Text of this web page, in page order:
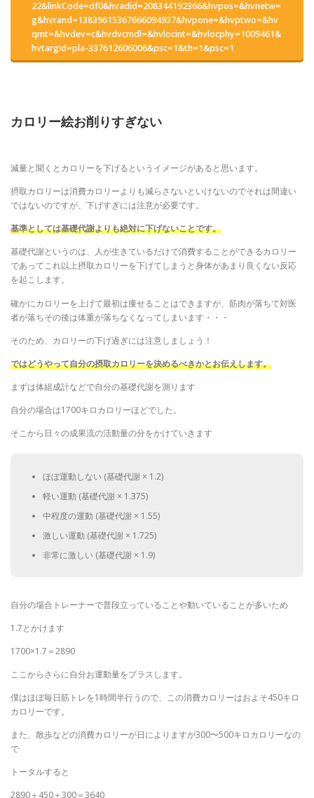
22&linkCode=df0&hvadid=208344192366&hvpos=&hvnetw=
g&hvrand=13839615367666094937&hvpone=&hvptwo=&hv
qmt=&hvdev=c&hvdvcmdl=&hvlocint=&hvlocphy=1009461&
hvtargid=pla-337612606006&psc=1&th=1&psc=1
カロリー絵お削りすぎない
減量と聞くとカロリーを下げるというイメージがあると思います。
摂取カロリーは消費カロリーよりも減らさないといけないのでそれは間違い
ではないのですが、下げすぎには注意が必要です。
基準としては基礎代謝よりも絶対に下げないことです。
基礎代謝というのは、人が生きているだけで消費することができるカロリー
であってこれ以上摂取カロリーを下げてしまうと身体があまり良くない反応
を起こします。
確かにカロリーを上げて最初は痩せることはできますが、筋肉が落ちて対医
者が落ちその後は体重が落ちなくなってしまいます・・・
そのため、カロリーの下げ過ぎには注意しましょう！
ではどうやって自分の摂取カロリーを決めるべきかとお伝えします。
まずは体組成計などで自分の基礎代謝を測ります
自分の場合は1700キロカロリーほどでした。
そこから日々の成果流の活動量の分をかけていきます
ほぼ運動しない (基礎代謝 × 1.2)
軽い運動 (基礎代謝 × 1.375)
中程度の運動 (基礎代謝 × 1.55)
激しい運動 (基礎代謝 × 1.725)
非常に激しい (基礎代謝 × 1.9)
自分の場合トレーナーで普段立っていることや動いていることが多いため
1.7とかけます
1700×1.7＝2890
ここからさらに自分お運動量をプラスします。
僕はほぼ毎日筋トレを1時間半行うので、この消費カロリーはおよそ450キロ
カロリーです。
また、散歩などの消費カロリーが日によりますが300〜500キロカロリーなの
で
トータルすると
2890＋450＋300＝3640